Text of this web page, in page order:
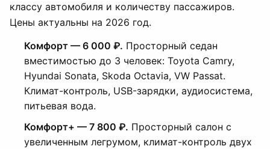
классу автомобиля и количеству пассажиров.
Цены актуальны на 2026 год.
Комфорт — 6 000 ₽. Просторный седан
вместимостью до 3 человек: Toyota Camry,
Hyundai Sonata, Skoda Octavia, VW Passat.
Климат-контроль, USB-зарядки, аудиосистема,
питьевая вода.
Комфорт+ — 7 800 ₽. Просторный салон с
увеличенным легрумом, климат-контроль двух